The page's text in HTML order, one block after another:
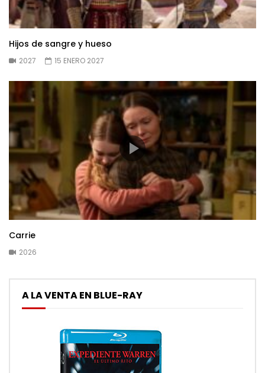
Hijos de sangre y hueso
2027 15 ENERO 2027
Carrie
2026
A LA VENTA EN BLUE-RAY